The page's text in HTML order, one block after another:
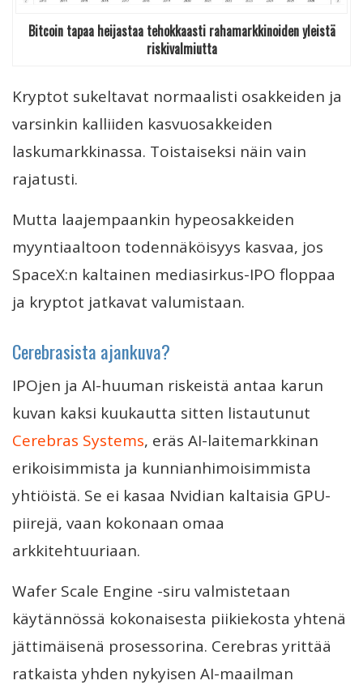
Bitcoin tapaa heijastaa tehokkaasti rahamarkkinoiden yleistä
riskivalmiutta
Kryptot sukeltavat normaalisti osakkeiden ja
varsinkin kalliiden kasvuosakkeiden
laskumarkkinassa. Toistaiseksi näin vain
rajatusti.
Mutta laajempaankin hypeosakkeiden
myyntiaaltoon todennäköisyys kasvaa, jos
SpaceX:n kaltainen mediasirkus-IPO floppaa
ja kryptot jatkavat valumistaan.
Cerebrasista ajankuva?
IPOjen ja AI-huuman riskeistä antaa karun
kuvan kaksi kuukautta sitten listautunut
Cerebras Systems, eräs AI-laitemarkkinan
erikoisimmista ja kunnianhimoisimmista
yhtiöistä. Se ei kasaa Nvidian kaltaisia GPU-
piirejä, vaan kokonaan omaa
arkkitehtuuriaan.
Wafer Scale Engine -siru valmistetaan
käytännössä kokonaisesta piikiekosta yhtenä
jättimäisenä prosessorina. Cerebras yrittää
ratkaista yhden nykyisen AI-maailman